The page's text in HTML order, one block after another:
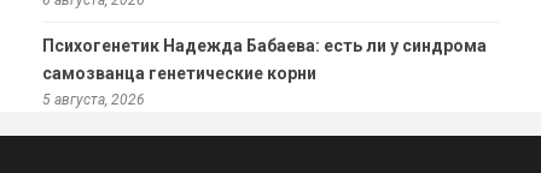
Психогенетик Надежда Бабаева: есть ли у синдрома
самозванца генетические корни
5 августа, 2026